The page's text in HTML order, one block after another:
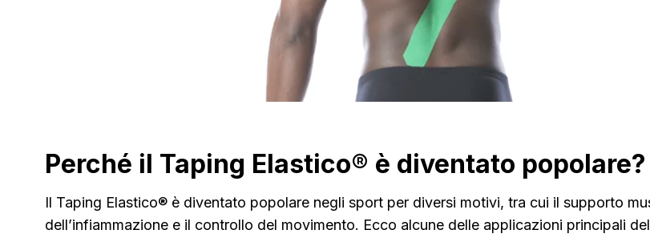
Perché il Taping Elastico® è diventato popolare?
Il Taping Elastico® è diventato popolare negli sport per diversi motivi, tra cui il supporto
dell’infiammazione e il controllo del movimento. Ecco alcune delle applicazioni principali